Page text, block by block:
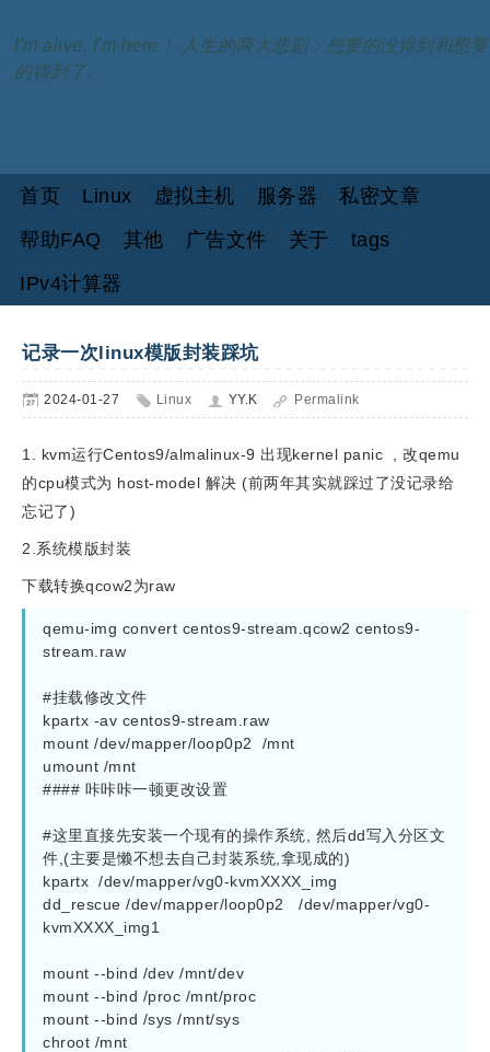
I'm alive, I'm here！ 人生的两大悲剧：想要的没得到和想要
的得到了。
首页 Linux 虚拟主机 服务器
私密文章
帮助FAQ
其他 广告文件 关于
tags
IPv4计算器
记录一次linux模版封装踩坑
2024-01-27 Linux YY.K Permalink
1. kvm运行Centos9/almalinux-9 出现kernel panic , 改qemu
的cpu模式为 host-model 解决 (前两年其实就踩过了没记录给
忘记了)
2.系统模版封装
下载转换qcow2为raw
qemu-img convert centos9-stream.qcow2 centos9-
stream.raw
#挂载修改文件
kpartx -av centos9-stream.raw
mount /dev/mapper/loop0p2  /mnt
umount /mnt
#### 咔咔咔一顿更改设置
#这里直接先安装一个现有的操作系统, 然后dd写入分区文
件,(主要是懒不想去自己封装系统,拿现成的)
kpartx  /dev/mapper/vg0-kvmXXXX_img
dd_rescue /dev/mapper/loop0p2   /dev/mapper/vg0-
kvmXXXX_img1
mount --bind /dev /mnt/dev
mount --bind /proc /mnt/proc
mount --bind /sys /mnt/sys
chroot /mnt